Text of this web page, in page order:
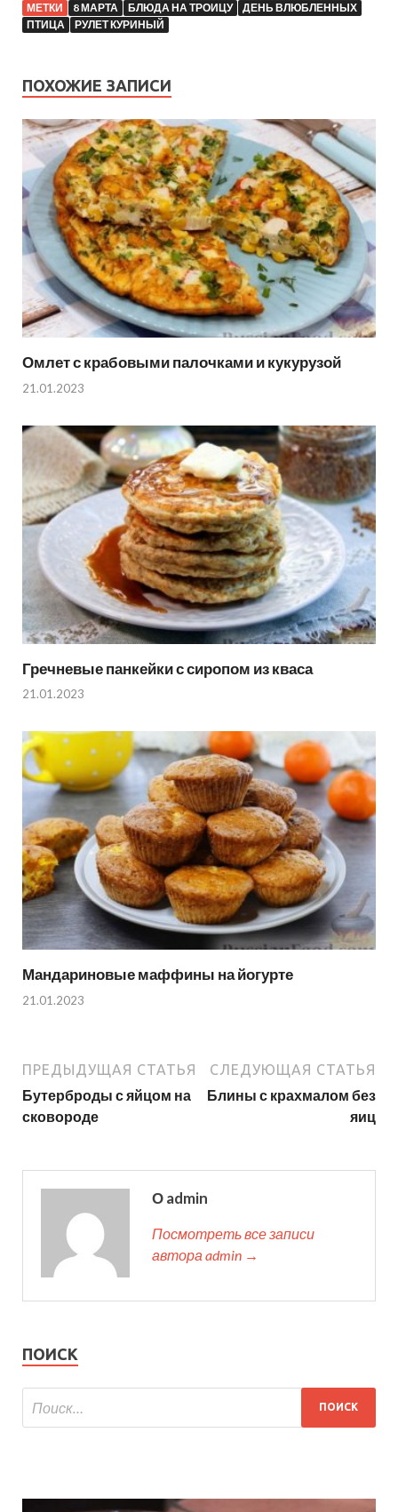
МЕТКИ 8 МАРТА БЛЮДА НА ТРОИЦУ
ДЕНЬ ВЛЮБЛЕННЫХ
ПТИЦА
РУЛЕТ КУРИНЫЙ
ПОХОЖИЕ ЗАПИСИ
Омлет с крабовыми палочками и кукурузой
21.01.2023
Гречневые панкейки с сиропом из кваса
21.01.2023
Мандариновые маффины на йогурте
21.01.2023
ПРЕДЫДУЩАЯ СТАТЬЯ
Бутерброды с яйцом на
сковороде
СЛЕДУЮЩАЯ СТАТЬЯ
Блины с крахмалом без
яиц
О admin
Посмотреть все записи
автора admin →
ПОИСК